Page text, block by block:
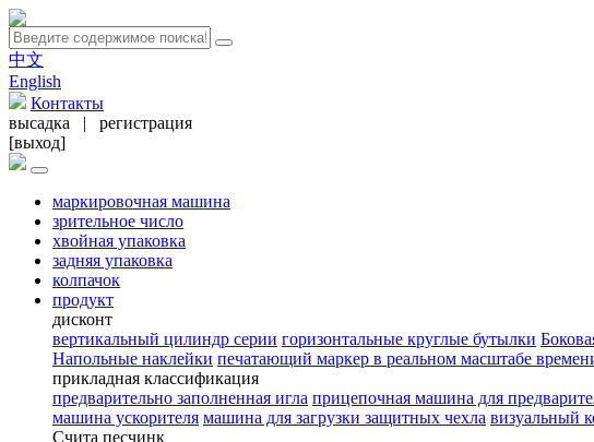
中文
English
Контакты
высадка | регистрация
[выход]
маркировочная машина
зрительное число
хвойная упаковка
задняя упаковка
колпачок
продукт
дисконт
вертикальный цилиндр серии горизонтальные круглые бутылки
Напольные наклейки печатающий маркер в реальном масштабе
прикладная классификация
предварительно заполненная игла прицепочная машина для
машина ускорителя машина для загрузки защитных чехла визуальный
Счита песчинк